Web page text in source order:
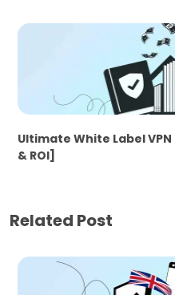
Ultimate White Label
& ROI]
Related Post